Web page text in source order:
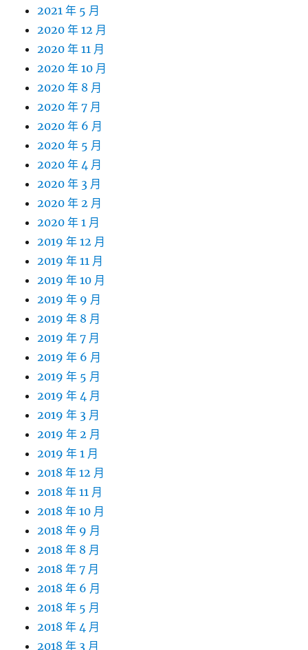
2021 年 5 月
2020 年 12 月
2020 年 11 月
2020 年 10 月
2020 年 8 月
2020 年 7 月
2020 年 6 月
2020 年 5 月
2020 年 4 月
2020 年 3 月
2020 年 2 月
2020 年 1 月
2019 年 12 月
2019 年 11 月
2019 年 10 月
2019 年 9 月
2019 年 8 月
2019 年 7 月
2019 年 6 月
2019 年 5 月
2019 年 4 月
2019 年 3 月
2019 年 2 月
2019 年 1 月
2018 年 12 月
2018 年 11 月
2018 年 10 月
2018 年 9 月
2018 年 8 月
2018 年 7 月
2018 年 6 月
2018 年 5 月
2018 年 4 月
2018 年 3 月